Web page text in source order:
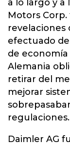
a lo largo y a
Motors
revelaciones
efectuado
de
Alemania
retirar del
mejorar
regulaciones.
Daimler AG